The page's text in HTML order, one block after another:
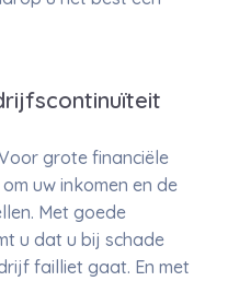
grote financiële
uw inkomen en de
Met goede
u dat u bij schade
failliet gaat. En met